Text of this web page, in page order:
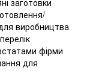
заготовки
виробництва
фірми
для